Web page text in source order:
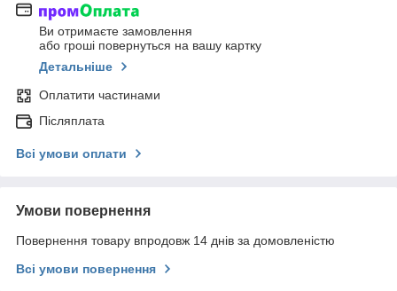
Ви отримаєте замовлення
або гроші повернуться на вашу картку
Детальніше
Оплатити частинами
Післяплата
Всі умови оплати
Умови повернення
Повернення товару впродовж 14 днів за домовленістю
Всі умови повернення